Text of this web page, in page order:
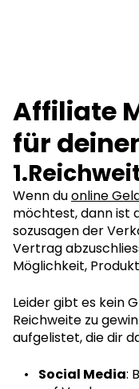
Affiliate
für
Wenn duonline
möchtest, dann ist
sozusagen der
Vertrag
Möglichkeit,
Leider gibt es kein
Reichweite zu
aufgelistet, die dir
Social Media: